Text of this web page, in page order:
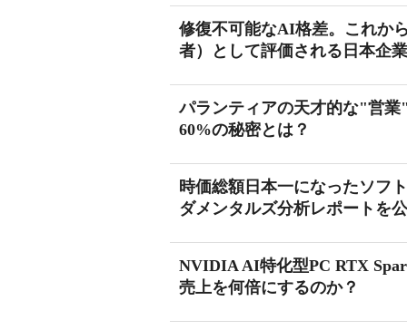
修復不可能なAI格差。これか
者）として評価される日本企
パランティアの天才的な"営
60%の秘密とは？
時価総額日本一になったソフ
ダメンタルズ分析レポートを
NVIDIA AI特化型PC RTX
売上を何倍にするのか？